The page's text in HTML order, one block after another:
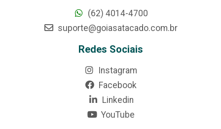
(62) 4014-4700
suporte@goiasatacado.com.br
Redes Sociais
Instagram
Facebook
Linkedin
YouTube